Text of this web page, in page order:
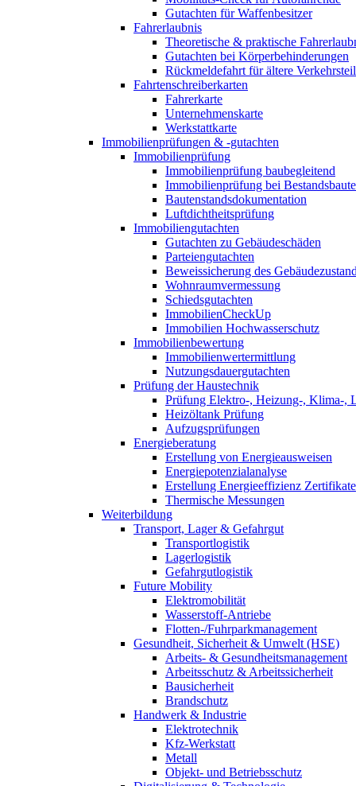
Gutachten für Waffenbesitzer
Fahrerlaubnis
Theoretische & praktische
Gutachten bei Körperbehinderungen
Rückmeldefahrt für ältere
Fahrtenschreiberkarten
Fahrerkarte
Unternehmenskarte
Werkstattkarte
Immobilienprüfungen & -gutachten
Immobilienprüfung
Immobilienprüfung baubegleitend
Immobilienprüfung bei
Bautenstandsdokumentation
Luftdichtheitsprüfung
Immobiliengutachten
Gutachten zu Gebäudeschäden
Parteiengutachten
Beweissicherung des
Wohnraumvermessung
Schiedsgutachten
ImmobilienCheckUp
Immobilien Hochwasserschutz
Immobilienbewertung
Immobilienwertermittlung
Nutzungsdauergutachten
Prüfung der Haustechnik
Prüfung Elektro-, Heizung-, Klima-,
Heizöltank Prüfung
Aufzugsprüfungen
Energieberatung
Erstellung von Energieausweisen
Energiepotenzialanalyse
Erstellung Energieeffizienz Zertifikate
Thermische Messungen
Weiterbildung
Transport, Lager & Gefahrgut
Transportlogistik
Lagerlogistik
Gefahrgutlogistik
Future Mobility
Elektromobilität
Wasserstoff-Antriebe
Flotten-/Fuhrparkmanagement
Gesundheit, Sicherheit & Umwelt (HSE)
Arbeits- & Gesundheitsmanagement
Arbeitsschutz & Arbeitssicherheit
Bausicherheit
Brandschutz
Handwerk & Industrie
Elektrotechnik
Kfz-Werkstatt
Metall
Objekt- und Betriebsschutz